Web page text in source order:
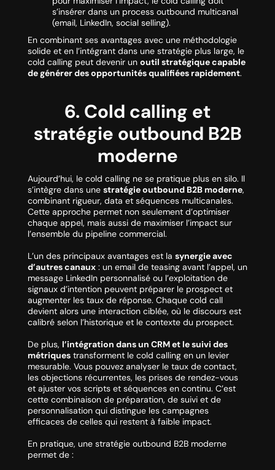
s’insérer dans un process outbound multicanal
(email, LinkedIn, social selling).
En combinant ses avantages avec une méthodologie
solide et en l’intégrant dans une stratégie plus large, le
cold calling peut devenir un outil stratégique capable
de générer des opportunités qualifiées rapidement.
6. Cold calling et
stratégie outbound B2B
moderne
Aujourd’hui, le cold calling ne se pratique plus en silo. Il
s’intègre dans une stratégie outbound B2B moderne,
combinant rigueur, data et séquences multicanales.
Cette approche permet non seulement d’optimiser
chaque appel, mais aussi de maximiser l’impact sur
l’ensemble du pipeline commercial.
L’un des principaux avantages est la synergie avec
d’autres canaux: un email de teasing avant l’appel, un
message LinkedIn personnalisé ou l’exploitation de
signaux d’intention peuvent préparer le prospect et
augmenter les taux de réponse. Chaque cold call
devient alors une interaction ciblée, où le discours est
calibré selon l’historique et le contexte du prospect.
De plus, l’intégration dans un CRM et le suivi des
métriquestransforment le cold calling en un levier
mesurable. Vous pouvez analyser le taux de contact,
les objections récurrentes, les prises de rendez-vous
et ajuster vos scripts et séquences en continu. C’est
cette combinaison de préparation, de suivi et de
personnalisation qui distingue les campagnes
efficaces de celles qui restent à faible impact.
En pratique, une stratégie outbound B2B moderne
permet de :